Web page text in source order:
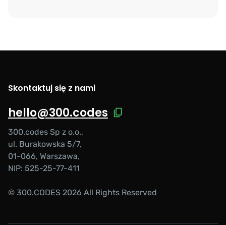
Skontaktuj się z nami
hello@300.codes
300.codes Sp z o.o.,
ul. Burakowska 5/7,
01-066, Warszawa,
NIP: 525-25-77-411
© 300.CODES 2026 All Rights Reserved